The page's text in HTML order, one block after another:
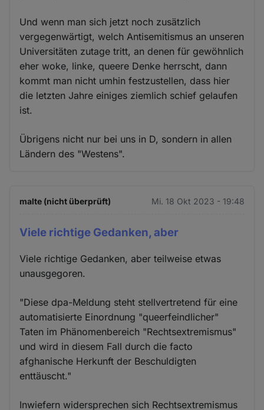
Und wenn man sich jetzt noch zusätzlich
vergegenwärtigt, welch Antisemitismus an unseren
Universitäten zutage tritt, an denen für gewöhnlich
eher woke, linke, queere Denke herrscht, dann
kommt man nicht umhin festzustellen, dass hier
die letzten Jahre einiges ziemlich schief gelaufen
ist.
Übrigens nicht nur bei uns in D, sondern in allen
Ländern des "Westens".
malte (nicht überprüft) Mi. 18 Okt 2023 - 19:48
Viele richtige Gedanken, aber
Viele richtige Gedanken, aber teilweise etwas
unausgegoren.
"Diese dpa-Meldung steht stellvertretend für eine
automatisierte Einordnung "queerfeindlicher"
Taten im Phänomenbereich "Rechtsextremismus"
und wird in diesem Fall durch die facto
afghanische Herkunft der Beschuldigten
enttäuscht."
Inwiefern widersprechen sich Rechtsextremismus